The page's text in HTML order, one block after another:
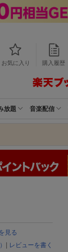
お気に入り 購入履歴
放題 音楽配信
見る
| レビューを書く